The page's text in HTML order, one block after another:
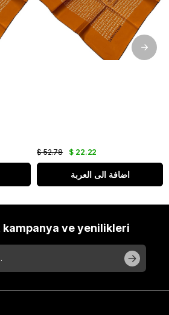
$ 22.22
$ 52.78
اضافة الى العربة
kampanya ve yenilikleri